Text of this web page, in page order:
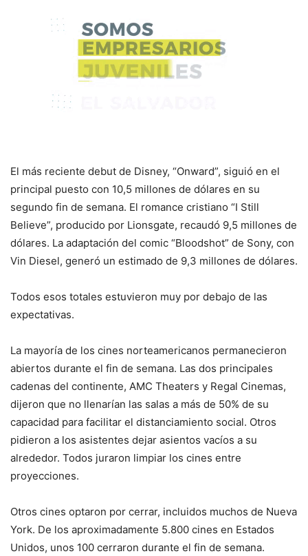
El más reciente debut de Disney, “Onward”, siguió en el
principal puesto con 10,5 millones de dólares en su
segundo fin de semana. El romance cristiano “I Still
Believe”, producido por Lionsgate, recaudó 9,5 millones de
dólares. La adaptación del comic “Bloodshot” de Sony, con
Vin Diesel, generó un estimado de 9,3 millones de dólares.
Todos esos totales estuvieron muy por debajo de las
expectativas.
La mayoría de los cines norteamericanos permanecieron
abiertos durante el fin de semana. Las dos principales
cadenas del continente, AMC Theaters y Regal Cinemas,
dijeron que no llenarían las salas a más de 50% de su
capacidad para facilitar el distanciamiento social. Otros
pidieron a los asistentes dejar asientos vacíos a su
alrededor. Todos juraron limpiar los cines entre
proyecciones.
Otros cines optaron por cerrar, incluidos muchos de Nueva
York. De los aproximadamente 5.800 cines en Estados
Unidos, unos 100 cerraron durante el fin de semana.